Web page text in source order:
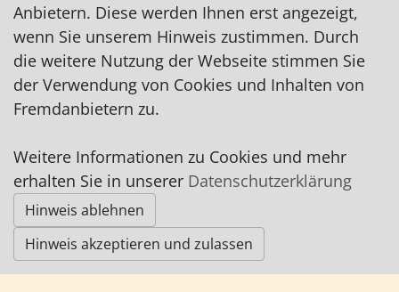
© Worpswede24 2015-2026
Anbietern. Diese werden Ihnen erst angezeigt,
wenn Sie unserem Hinweis zustimmen. Durch
die weitere Nutzung der Webseite stimmen Sie
der Verwendung von Cookies und Inhalten von
Fremdanbietern zu.
Weitere Informationen zu Cookies und mehr
erhalten Sie in unserer Datenschutzerklärung
Hinweis ablehnen
Hinweis akzeptieren und zulassen